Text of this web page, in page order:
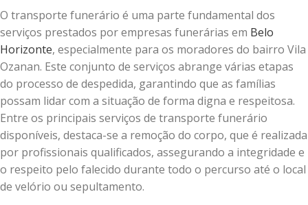
O transporte funerário é uma parte fundamental dos
serviços prestados por empresas funerárias em Belo
Horizonte, especialmente para os moradores do bairro Vila
Ozanan. Este conjunto de serviços abrange várias etapas
do processo de despedida, garantindo que as famílias
possam lidar com a situação de forma digna e respeitosa.
Entre os principais serviços de transporte funerário
disponíveis, destaca-se a remoção do corpo, que é realizada
por profissionais qualificados, assegurando a integridade e
o respeito pelo falecido durante todo o percurso até o local
de velório ou sepultamento.